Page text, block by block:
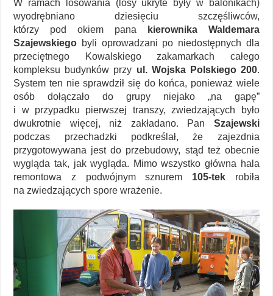
W ramach losowania (losy ukryte były w balonikach)
wyodrębniano dziesięciu szczęśliwców,
którzy pod okiem pana
kierownika Waldemara
Szajewskiego byli oprowadzani po niedostępnych dla
przeciętnego Kowalskiego zakamarkach całego
kompleksu budynków przy ul. Wojska Polskiego 200.
System ten nie sprawdził się do końca, ponieważ wiele
osób dołączało do grupy niejako „na gapę”
i w przypadku pierwszej transzy, zwiedzających było
dwukrotnie więcej, niż zakładano. Pan Szajewski
podczas przechadzki podkreślał, że zajezdnia
przygotowywana jest do przebudowy, stąd też obecnie
wygląda tak, jak wygląda. Mimo wszystko główna hala
remontowa z podwójnym sznurem 105-tek robiła
na zwiedzających spore wrażenie.